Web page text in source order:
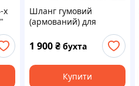
х
Шланг гумовий
(армований) для
1 900 ₴ бухта
Купити